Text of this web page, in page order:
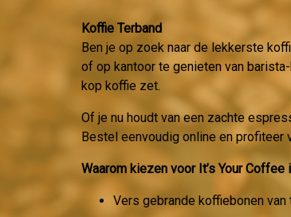
Koffie Terband
Ben je op zoek naar de lekkerste
of op kantoor te genieten van
kop koffie zet.
Of je nu houdt van een zachte
Bestel eenvoudig online en profiteer
Waarom kiezen voor It’s Your Coffee
Vers gebrande koffiebonen